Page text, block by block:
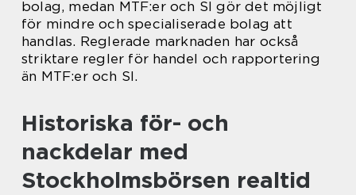
bolag, medan MTF:er och SI gör det möjligt
för mindre och specialiserade bolag att
handlas. Reglerade marknaden har också
striktare regler för handel och rapportering
än MTF:er och SI.
Historiska för- och
nackdelar med
Stockholmsbörsen realtid